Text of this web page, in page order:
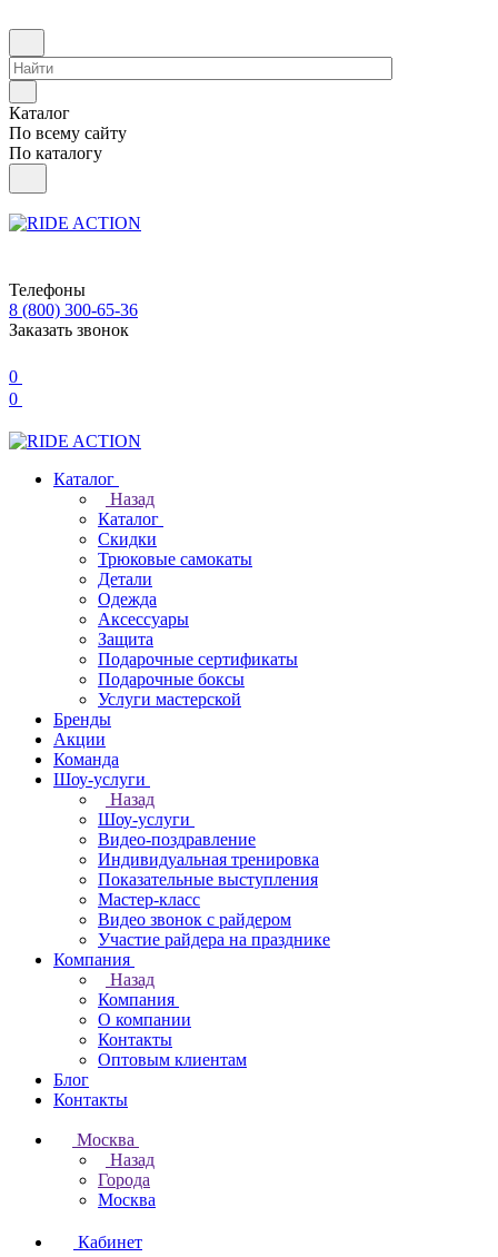
Каталог
По всему сайту
По каталогу
Телефоны
8 (800) 300-65-36
Заказать звонок
0
0
Каталог
Назад
Каталог
Скидки
Трюковые самокаты
Детали
Одежда
Аксессуары
Защита
Подарочные сертификаты
Подарочные боксы
Услуги мастерской
Бренды
Акции
Команда
Шоу-услуги
Назад
Шоу-услуги
Видео-поздравление
Индивидуальная тренировка
Показательные выступления
Мастер-класс
Видео звонок с райдером
Участие райдера на празднике
Компания
Назад
Компания
О компании
Контакты
Оптовым клиентам
Блог
Контакты
Москва
Назад
Города
Москва
Кабинет